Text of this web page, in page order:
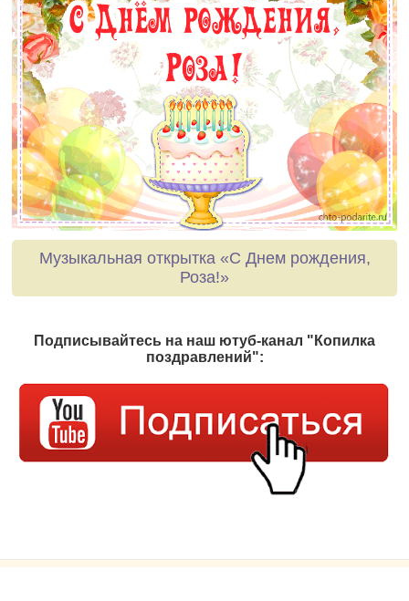
Музыкальная открытка «С Днем рождения,
Роза!»
Подписывайтесь на наш ютуб-канал "Копилка
поздравлений":